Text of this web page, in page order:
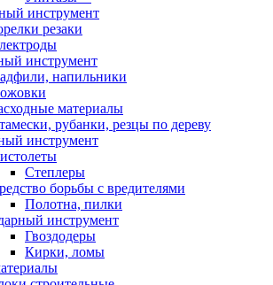
инструмент
резаки
инструмент
напильники
материалы
рубанки, резцы по дереву
инструмент
Степлеры
борьбы с вредителями
Полотна, пилки
инструмент
Гвоздодеры
Кирки, ломы